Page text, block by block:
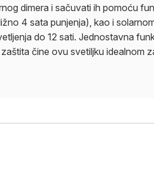
dimera i sačuvati ih pomoću
4 sata punjenja), kao i
do 12 sati. Jednostavna
čine ovu svetiljku idealnom